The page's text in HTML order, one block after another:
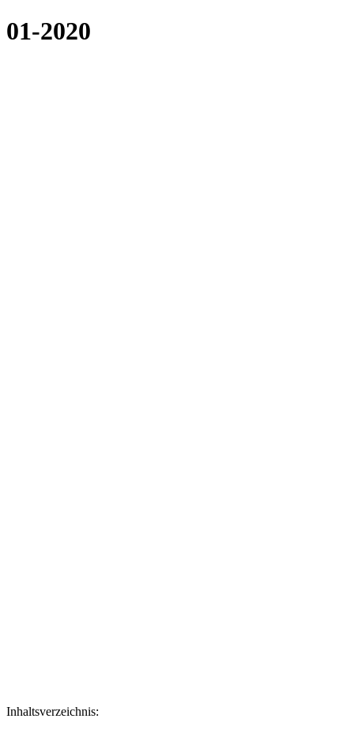
01-2020
Inhaltsverzeichnis: